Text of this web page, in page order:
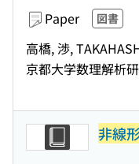
Paper 図書
高橋, 渉,
京都大学数理解析
非線